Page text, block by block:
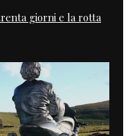
giorni e la rotta